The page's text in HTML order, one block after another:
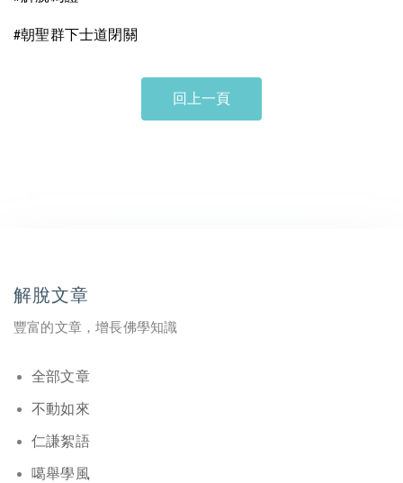
#朝聖群下士道閉關
回上一頁
解脫文章
豐富的文章，增長佛學知識
全部文章
不動如來
仁謙絮語
噶舉學風